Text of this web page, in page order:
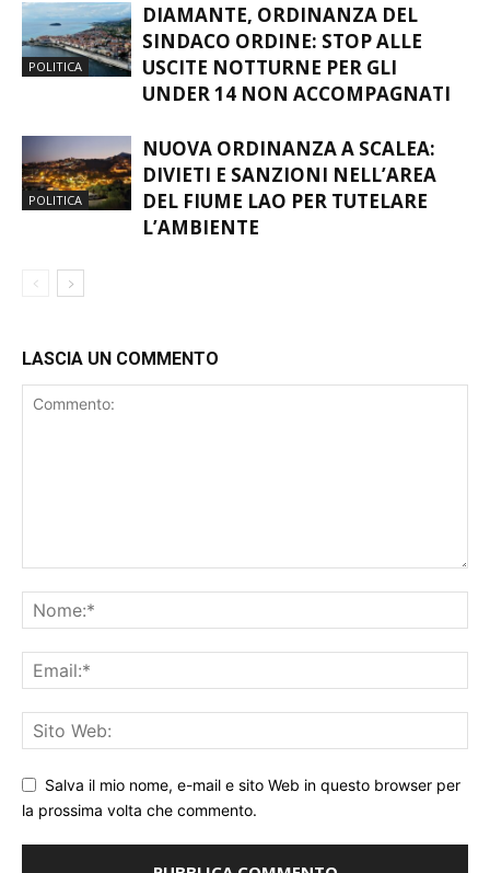
POLITICA
DIAMANTE, ORDINANZA DEL
SINDACO ORDINE: STOP ALLE
USCITE NOTTURNE PER GLI
UNDER 14 NON ACCOMPAGNATI
POLITICA
NUOVA ORDINANZA A SCALEA:
DIVIETI E SANZIONI NELL’AREA
DEL FIUME LAO PER TUTELARE
L’AMBIENTE
LASCIA UN COMMENTO
Salva il mio nome, e-mail e sito Web in questo browser per
la prossima volta che commento.